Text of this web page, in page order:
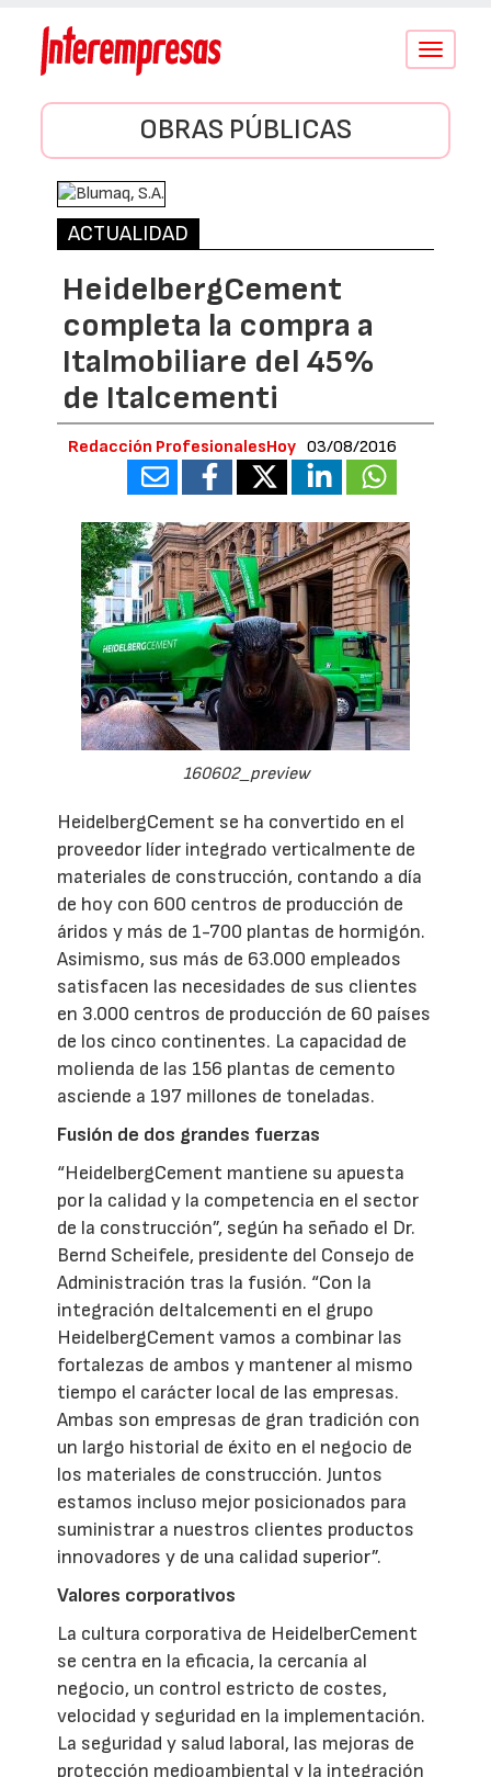
Conmutar
OBRAS PÚBLICAS
ACTUALIDAD
HeidelbergCement
completa la compra a
Italmobiliare del 45%
de Italcementi
Redacción ProfesionalesHoy 03/08/2016
160602_preview
HeidelbergCement se ha convertido en el
proveedor líder integrado verticalmente de
materiales de construcción, contando a día
de hoy con 600 centros de producción de
áridos y más de 1-700 plantas de hormigón.
Asimismo, sus más de 63.000 empleados
satisfacen las necesidades de sus clientes
en 3.000 centros de producción de 60 países
de los cinco continentes. La capacidad de
molienda de las 156 plantas de cemento
asciende a 197 millones de toneladas.
Fusión de dos grandes fuerzas
“HeidelbergCement mantiene su apuesta
por la calidad y la competencia en el sector
de la construcción”, según ha señado el Dr.
Bernd Scheifele, presidente del Consejo de
Administración tras la fusión. “Con la
integración deItalcementi en el grupo
HeidelbergCement vamos a combinar las
fortalezas de ambos y mantener al mismo
tiempo el carácter local de las empresas.
Ambas son empresas de gran tradición con
un largo historial de éxito en el negocio de
los materiales de construcción. Juntos
estamos incluso mejor posicionados para
suministrar a nuestros clientes productos
innovadores y de una calidad superior”.
Valores corporativos
La cultura corporativa de HeidelberCement
se centra en la eficacia, la cercanía al
negocio, un control estricto de costes,
velocidad y seguridad en la implementación.
La seguridad y salud laboral, las mejoras de
protección medioambiental y la integración